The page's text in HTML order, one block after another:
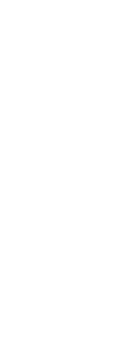
Pompes
462 Rue
Rohrer